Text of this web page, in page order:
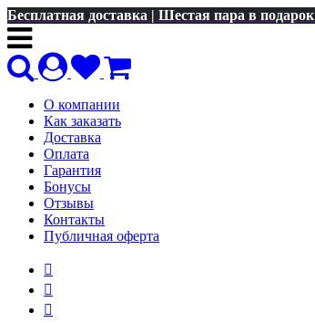
Бесплатная доставка | Шестая пара в подарок
О компании
Как заказать
Доставка
Оплата
Гарантия
Бонусы
Отзывы
Контакты
Публичная оферта